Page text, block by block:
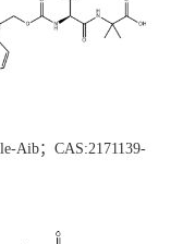
Aib；CAS:2171139-